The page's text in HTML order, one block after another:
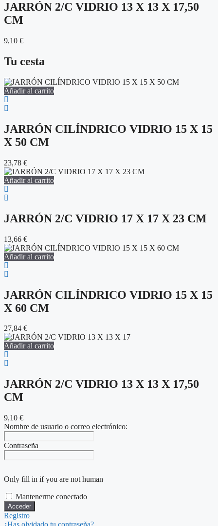
JARRÓN 2/C VIDRIO 13 X 13 X 17,50
CM
9,10 €
Tu cesta
Añadir al carrito
JARRÓN CILÍNDRICO VIDRIO 15 X 15
X 50 CM
23,78 €
Añadir al carrito
JARRÓN 2/C VIDRIO 17 X 17 X 23 CM
13,66 €
Añadir al carrito
JARRÓN CILÍNDRICO VIDRIO 15 X 15
X 60 CM
27,84 €
Añadir al carrito
JARRÓN 2/C VIDRIO 13 X 13 X 17,50
CM
9,10 €
Nombre de usuario o correo electrónico:
Contraseña
Only fill in if you are not human
Mantenerme conectado
Registro